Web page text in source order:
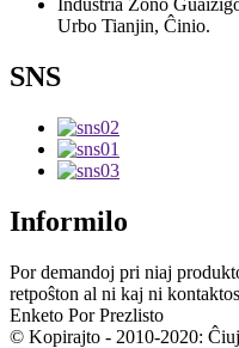
Industria Zono
Urbo Tianjin, Ĉinio.
SNS
Informilo
Por demandoj pri niaj
retpoŝton al ni kaj ni
Enketo Por Prezlisto
© Kopirajto - 2010-2020: